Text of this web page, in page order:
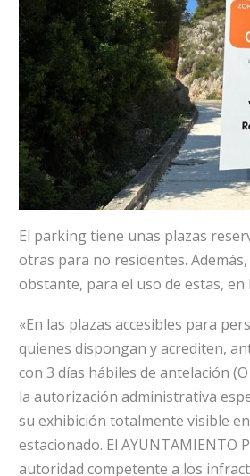
El parking tiene unas plazas
otras para no residentes.
obstante, para el uso de estas, en
«En las plazas accesibles para
quienes dispongan y acrediten,
con 3 días hábiles de antelación
la autorización administrativa
su exhibición totalmente visible
estacionado. El AYUNTAMIENTO
autoridad competente a los